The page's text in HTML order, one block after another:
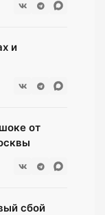
и
от
сбой